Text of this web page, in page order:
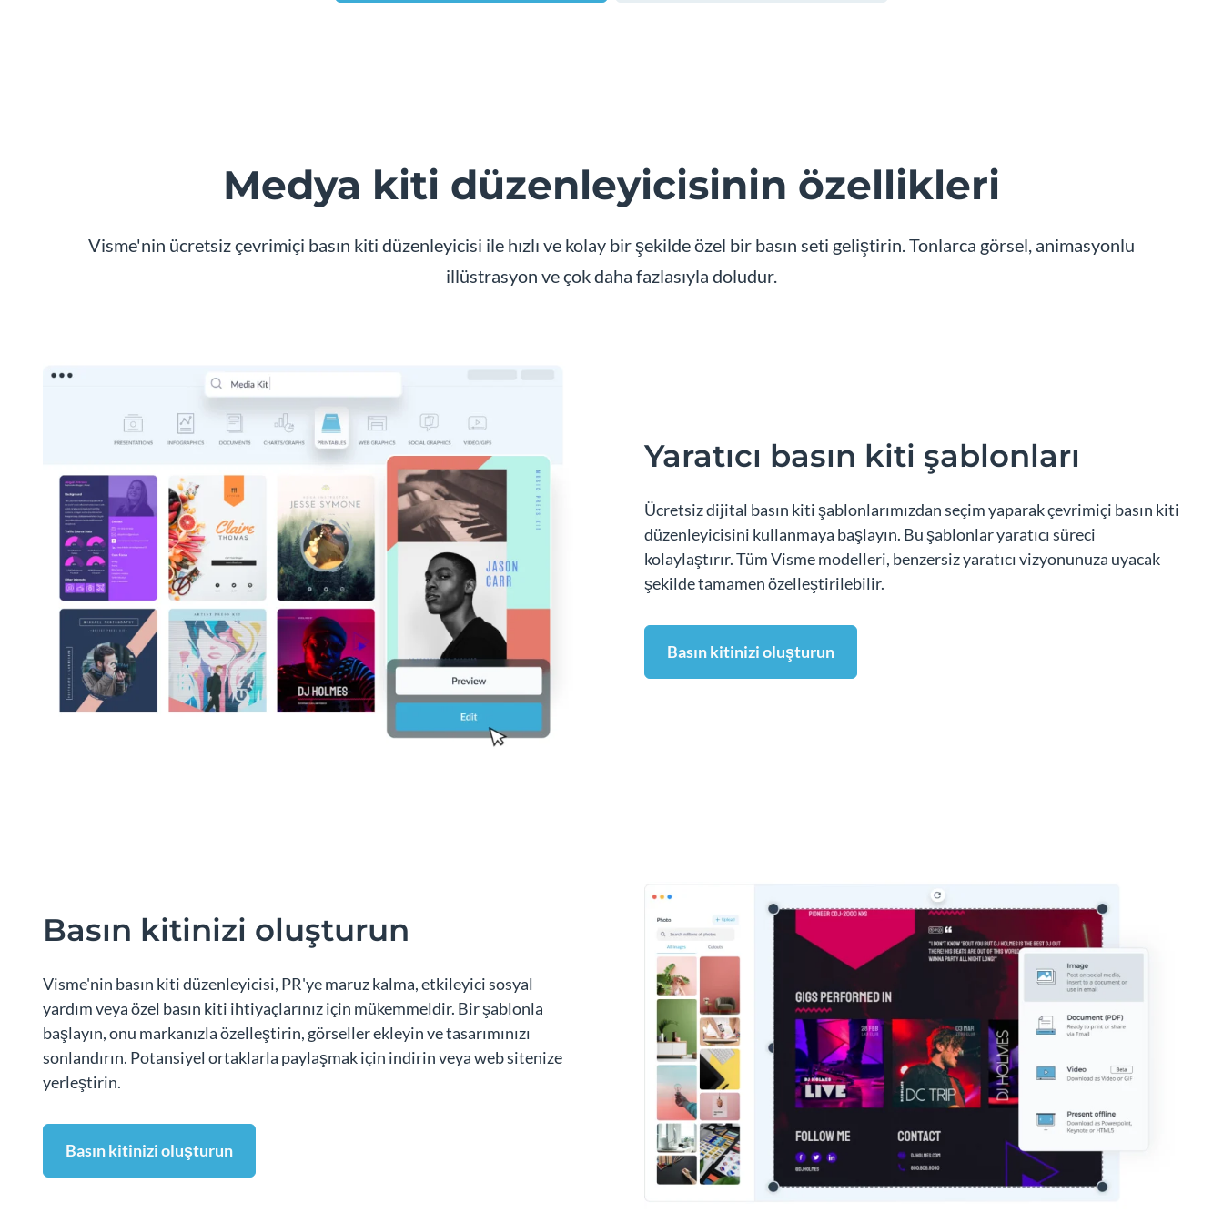
Medya kiti düzenleyicisinin özellikleri
Visme'nin ücretsiz çevrimiçi basın kiti düzenleyicisi ile hızlı ve kolay bir şekilde özel bir basın seti geliştirin. Tonlarca görsel, animasyonlu
illüstrasyon ve çok daha fazlasıyla doludur.
Yaratıcı basın kiti şablonları
Ücretsiz dijital basın kiti şablonlarımızdan seçim yaparak çevrimiçi basın kiti
düzenleyicisini kullanmaya başlayın. Bu şablonlar yaratıcı süreci
kolaylaştırır. Tüm Visme modelleri, benzersiz yaratıcı vizyonunuza uyacak
şekilde tamamen özelleştirilebilir.
Basın kitinizi oluşturun
Basın kitinizi oluşturun
Visme'nin basın kiti düzenleyicisi, PR'ye maruz kalma, etkileyici sosyal
yardım veya özel basın kiti ihtiyaçlarınız için mükemmeldir. Bir şablonla
başlayın, onu markanızla özelleştirin, görseller ekleyin ve tasarımınızı
sonlandırın. Potansiyel ortaklarla paylaşmak için indirin veya web sitenize
yerleştirin.
Basın kitinizi oluşturun